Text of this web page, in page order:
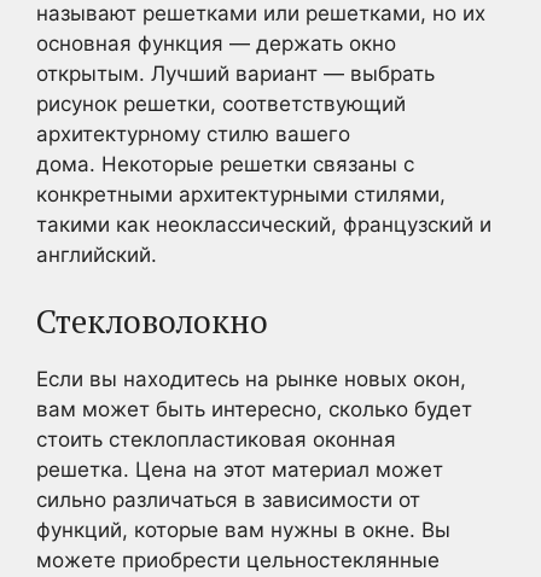
называют решетками или решетками, но их
основная функция — держать окно
открытым. Лучший вариант — выбрать
рисунок решетки, соответствующий
архитектурному стилю вашего
дома. Некоторые решетки связаны с
конкретными архитектурными стилями,
такими как неоклассический, французский и
английский.
Стекловолокно
Если вы находитесь на рынке новых окон,
вам может быть интересно, сколько будет
стоить стеклопластиковая оконная
решетка. Цена на этот материал может
сильно различаться в зависимости от
функций, которые вам нужны в окне. Вы
можете приобрести цельностеклянные